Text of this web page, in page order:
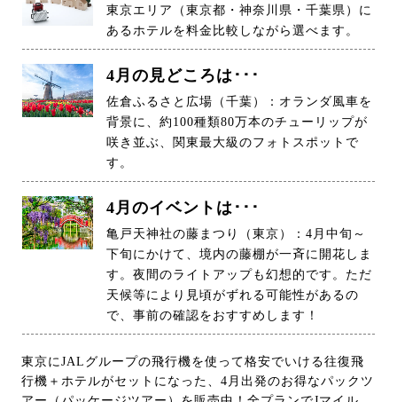
東京エリア（東京都・神奈川県・千葉県）に
あるホテルを料金比較しながら選べます。
4月の見どころは･･･
佐倉ふるさと広場（千葉）：オランダ風車を
背景に、約100種類80万本のチューリップが
咲き並ぶ、関東最大級のフォトスポットで
す。
4月のイベントは･･･
亀戸天神社の藤まつり（東京）：4月中旬～
下旬にかけて、境内の藤棚が一斉に開花しま
す。夜間のライトアップも幻想的です。ただ
天候等により見頃がずれる可能性があるの
で、事前の確認をおすすめします！
東京にJALグループの飛行機を使って格安でいける往復飛
行機＋ホテルがセットになった、4月出発のお得なパックツ